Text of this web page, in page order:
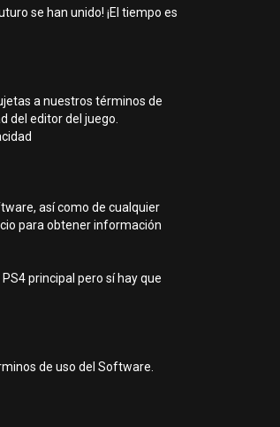
se han unido! ¡El tiempo es
a nuestros términos de
del editor del juego.
así como de cualquier
para obtener información
principal pero sí hay que
de uso del Software.